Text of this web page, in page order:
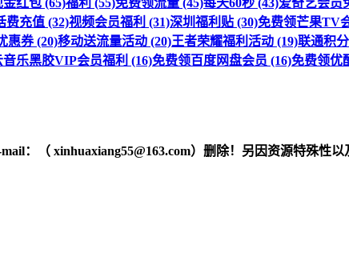
金红包 (65)福利 (55)免费领流量 (45)每天60秒 (43)爱奇艺会员
费充值 (32)视频会员福利 (31)深圳福利贴 (30)免费领芒果TV
惠券 (20)移动送流量活动 (20)王者荣耀福利活动 (19)联通积
音乐黑胶VIP会员福利 (16)免费领百度网盘会员 (16)免费领优
：（ xinhuaxiang55@163.com）删除！另因资源特殊性